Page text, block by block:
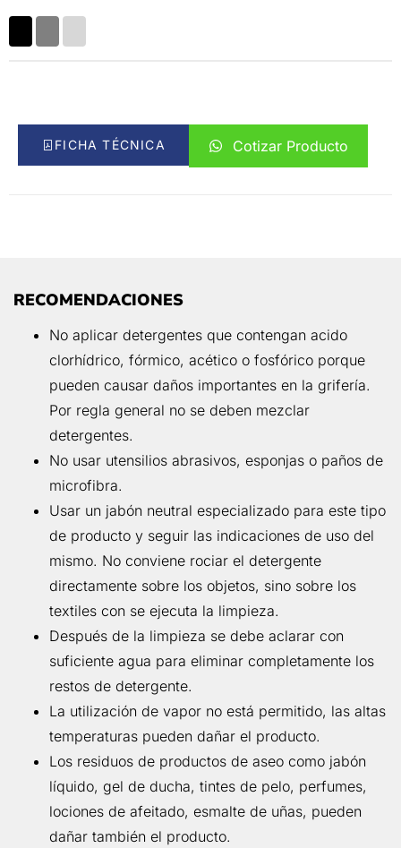
FICHA TÉCNICA Cotizar Producto
RECOMENDACIONES
No aplicar detergentes que contengan acido
clorhídrico, fórmico, acético o fosfórico porque
pueden causar daños importantes en la grifería.
Por regla general no se deben mezclar
detergentes.
No usar utensilios abrasivos, esponjas o paños de
microfibra.
Usar un jabón neutral especializado para este tipo
de producto y seguir las indicaciones de uso del
mismo. No conviene rociar el detergente
directamente sobre los objetos, sino sobre los
textiles con se ejecuta la limpieza.
Después de la limpieza se debe aclarar con
suficiente agua para eliminar completamente los
restos de detergente.
La utilización de vapor no está permitido, las altas
temperaturas pueden dañar el producto.
Los residuos de productos de aseo como jabón
líquido, gel de ducha, tintes de pelo, perfumes,
lociones de afeitado, esmalte de uñas, pueden
dañar también el producto.